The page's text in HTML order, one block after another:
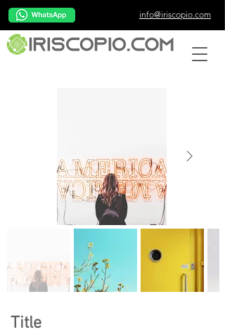
info@iriscopio.com
Title